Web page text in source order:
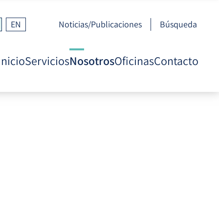
EN Noticias/Publicaciones Búsqueda
ServiciosNosotrosOficinasContacto